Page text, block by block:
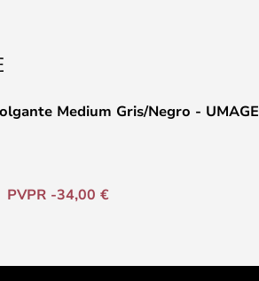
Medium Gris/Negro - UMAGE
PVPR -34,00 €